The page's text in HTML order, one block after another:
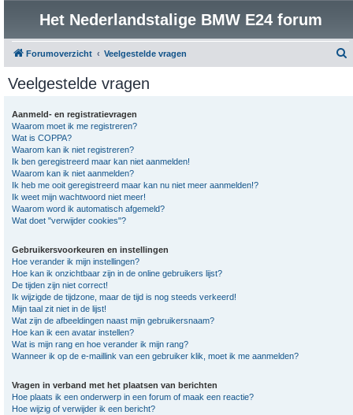
Het Nederlandstalige BMW E24 forum
Forumoverzicht Veelgestelde vragen
Veelgestelde vragen
Aanmeld- en registratievragen
Waarom moet ik me registreren?
Wat is COPPA?
Waarom kan ik niet registreren?
Ik ben geregistreerd maar kan niet aanmelden!
Waarom kan ik niet aanmelden?
Ik heb me ooit geregistreerd maar kan nu niet meer aanmelden!?
Ik weet mijn wachtwoord niet meer!
Waarom word ik automatisch afgemeld?
Wat doet "verwijder cookies"?
Gebruikersvoorkeuren en instellingen
Hoe verander ik mijn instellingen?
Hoe kan ik onzichtbaar zijn in de online gebruikers lijst?
De tijden zijn niet correct!
Ik wijzigde de tijdzone, maar de tijd is nog steeds verkeerd!
Mijn taal zit niet in de lijst!
Wat zijn de afbeeldingen naast mijn gebruikersnaam?
Hoe kan ik een avatar instellen?
Wat is mijn rang en hoe verander ik mijn rang?
Wanneer ik op de e-maillink van een gebruiker klik, moet ik me aanmelden?
Vragen in verband met het plaatsen van berichten
Hoe plaats ik een onderwerp in een forum of maak een reactie?
Hoe wijzig of verwijder ik een bericht?